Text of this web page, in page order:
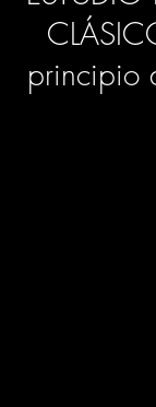
principio